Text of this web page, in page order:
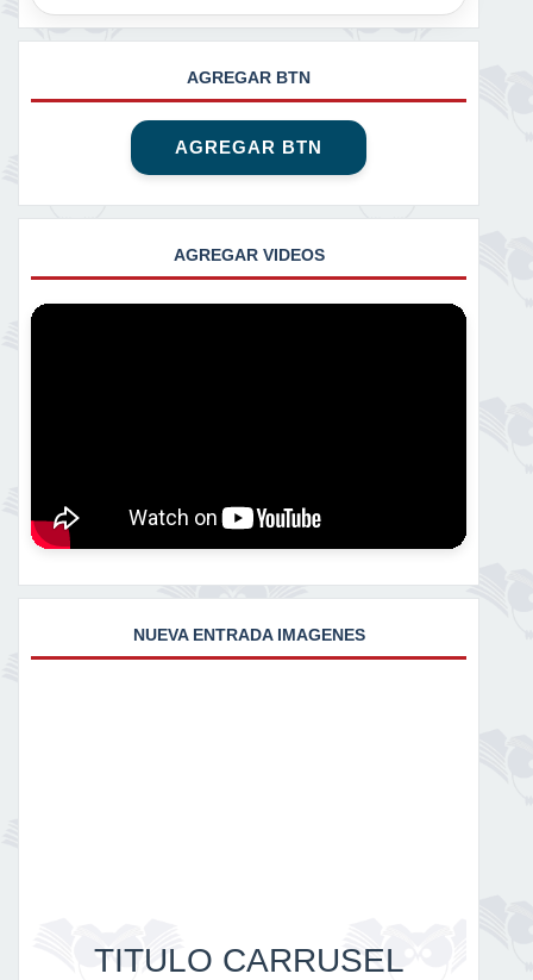
AGREGAR BTN
AGREGAR BTN
AGREGAR VIDEOS
NUEVA ENTRADA IMAGENES
TITULO CARRUSEL